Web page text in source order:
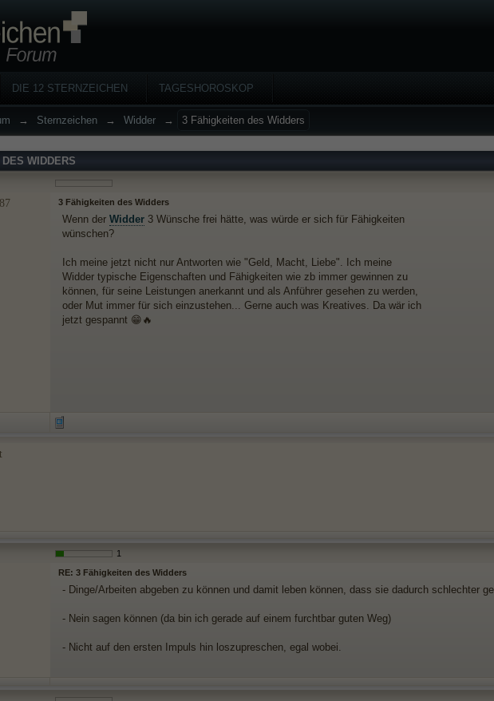
DIE 12 STERNZEICHEN TAGESHOROSKOP
→ Sternzeichen → Widder → 3 Fähigkeiten des Widders
WIDDERS
3 Fähigkeiten des Widders
Wenn der Widder 3 Wünsche frei hätte, was würde er sich für Fähigkeiten
wünschen?
Ich meine jetzt nicht nur Antworten wie "Geld, Macht, Liebe". Ich meine
Widder typische Eigenschaften und Fähigkeiten wie zb immer gewinnen zu
können, für seine Leistungen anerkannt und als Anführer gesehen zu werden,
oder Mut immer für sich einzustehen... Gerne auch was Kreatives. Da wär ich
jetzt gespannt 😁🔥
1
RE: 3 Fähigkeiten des Widders
- Dinge/Arbeiten abgeben zu können und damit leben können, dass sie dadurch schlechter
- Nein sagen können (da bin ich gerade auf einem furchtbar guten Weg)
- Nicht auf den ersten Impuls hin loszupreschen, egal wobei.